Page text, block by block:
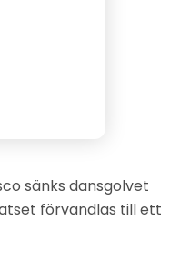
sänks dansgolvet
förvandlas till ett